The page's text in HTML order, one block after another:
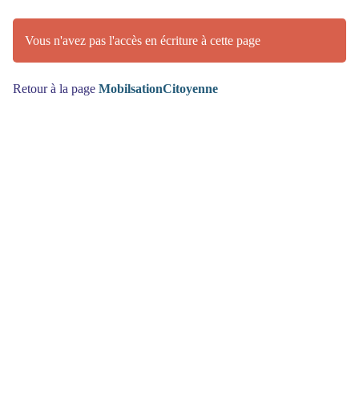
Vous n'avez pas l'accès en écriture à cette page
Retour à la page MobilsationCitoyenne